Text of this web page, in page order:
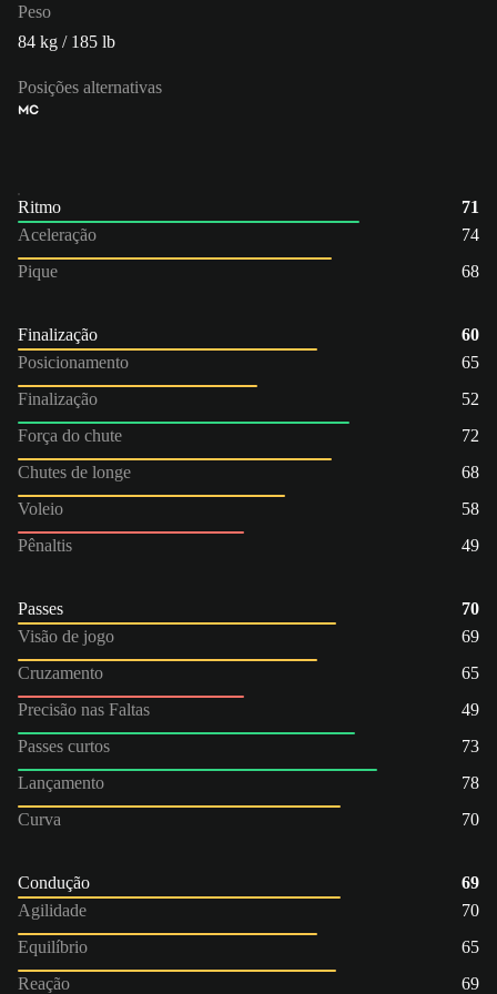
Peso
84 kg / 185 lb
Posições alternativas
MC
Ritmo
71
Aceleração
74
Pique
68
Finalização
60
Posicionamento
65
Finalização
52
Força do chute
72
Chutes de longe
68
Voleio
58
Pênaltis
49
Passes
70
Visão de jogo
69
Cruzamento
65
Precisão nas Faltas
49
Passes curtos
73
Lançamento
78
Curva
70
Condução
69
Agilidade
70
Equilíbrio
65
Reação
69